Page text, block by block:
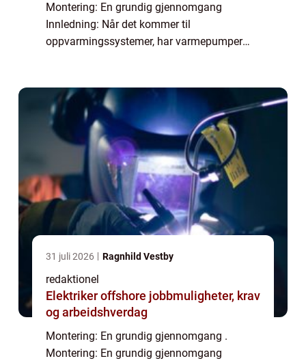
Montering: En grundig gjennomgang
Innledning: Når det kommer til
oppvarmingssystemer, har varmepumper
redusere energikostnadene bety...
31 juli 2026 Ragnhild Vestby
redaktionel
Elektriker offshore jobbmuligheter, krav
og arbeidshverdag
Montering: En grundig gjennomgang .
Montering: En grundig gjennomgang